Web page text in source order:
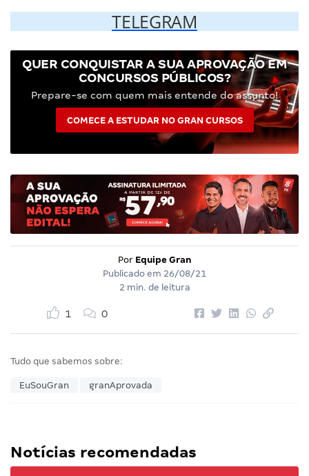
TELEGRAM
QUER CONQUISTAR A SUA APROVAÇÃO EM
CONCURSOS PÚBLICOS?
Prepare-se com quem mais entende do assunto!
COMECE A ESTUDAR NO GRAN CURSOS
Por Equipe Gran
Publicado em 26/08/21
2 min. de leitura
1 0
Tudo que sabemos sobre:
EuSouGran granAprovada
Notícias recomendadas